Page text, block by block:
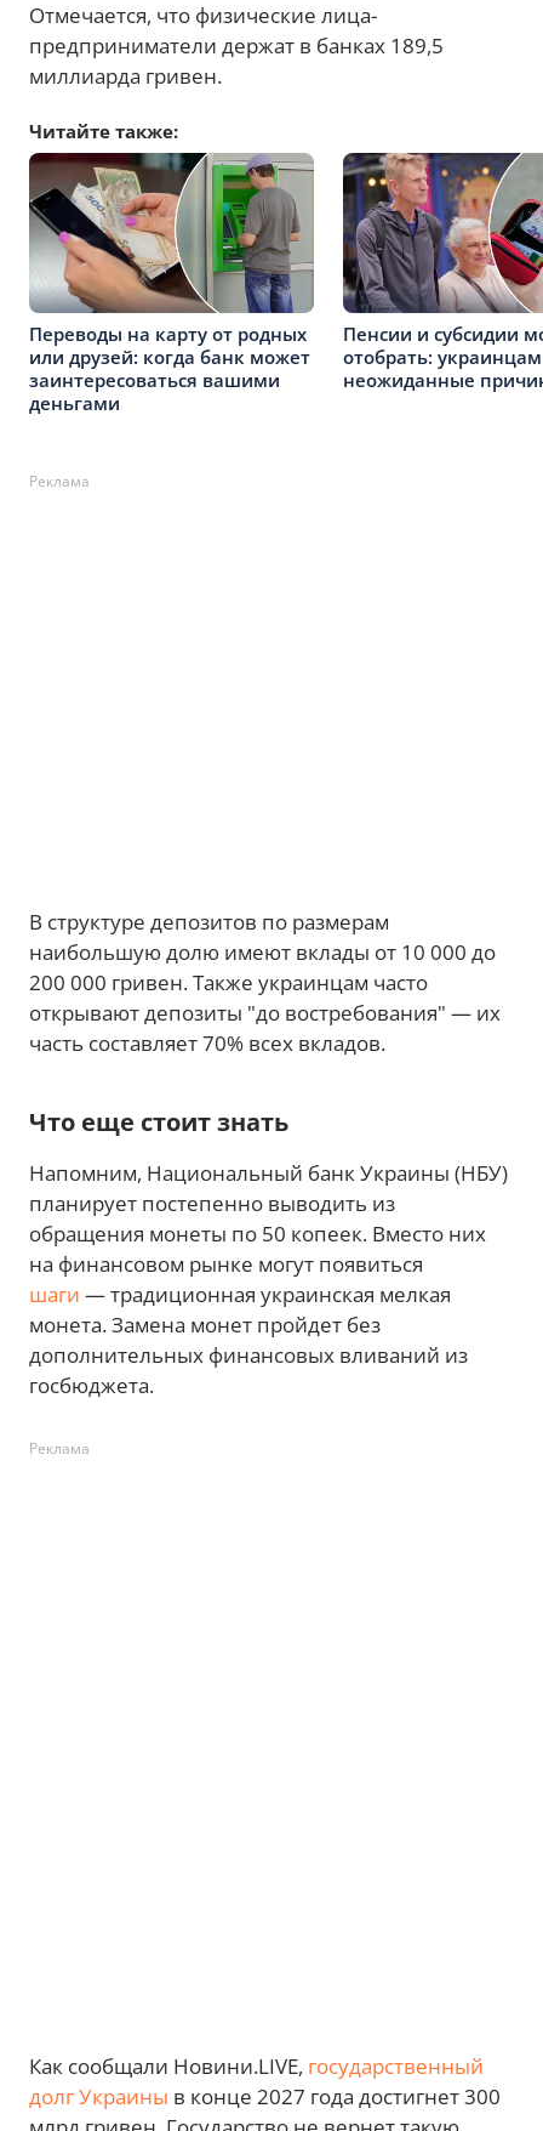
Отмечается, что физические лица-
предприниматели держат в банках 189,5
миллиарда гривен.
Читайте также:
Переводы на карту от родных
или друзей: когда банк может
заинтересоваться вашими
деньгами
Пенсии и субсидии
отобрать:
неожиданные
Реклама
В структуре депозитов по размерам
наибольшую долю имеют вклады от 10 000 до
200 000 гривен. Также украинцам часто
открывают депозиты "до востребования" — их
часть составляет 70% всех вкладов.
Что еще стоит знать
Напомним, Национальный банк Украины (НБУ)
планирует постепенно выводить из
обращения монеты по 50 копеек. Вместо них
на финансовом рынке могут появиться
шаги — традиционная украинская мелкая
монета. Замена монет пройдет без
дополнительных финансовых вливаний из
госбюджета.
Реклама
Как сообщали Новини.LIVE, государственный
долг Украины в конце 2027 года достигнет 300